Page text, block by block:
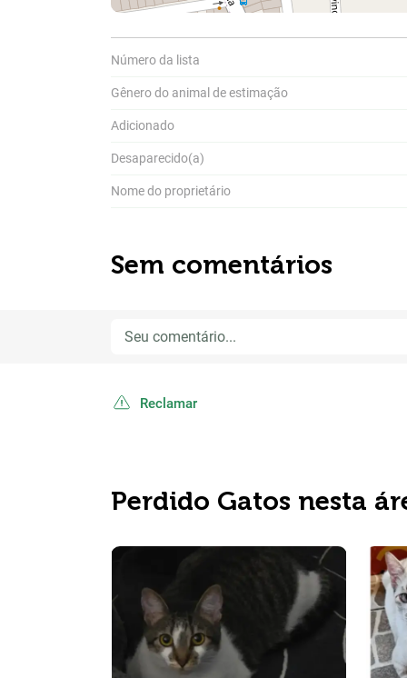
Número da lista
Gênero do animal de estimação
Adicionado
Desaparecido(a)
Nome do proprietário
Sem comentários
Reclamar
Perdido Gatos nesta